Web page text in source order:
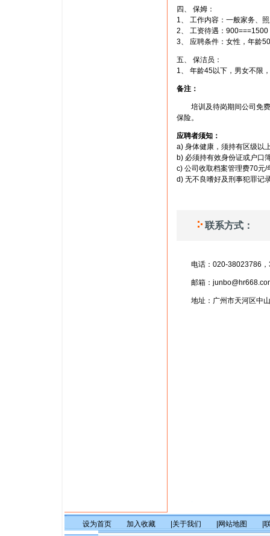
四、 保姆：
1、 工作内容：一般家务、
2、 工资待遇：900===1500
3、 应聘条件：女性，年龄
五、 保洁员：
1、 年龄45以下，男女不限
备注：
培训及待岗期间公司免费
保险。
应聘者须知：
a) 身体健康，须持有区级以
b) 必须持有效身份证或户口
c) 公司收取档案管理费70元/
d) 无不良嗜好及刑事犯罪记
联系方式：
电话：020-38023786
邮箱：
地址：广州市天河区中
设为首页 加入收藏 |关于我们 |网站地图 |